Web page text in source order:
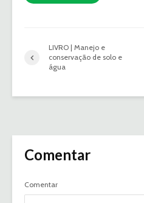
LIVRO | Manejo e
conservação de solo e
água
Comentar
Comentar